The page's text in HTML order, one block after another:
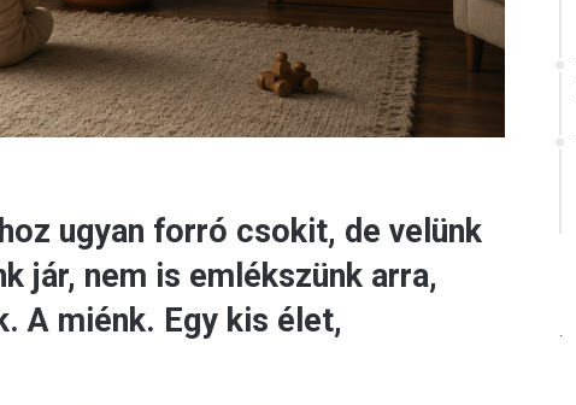
ugyan forró csokit, de velünk
jár, nem is emlékszünk arra,
A miénk. Egy kis élet,
.